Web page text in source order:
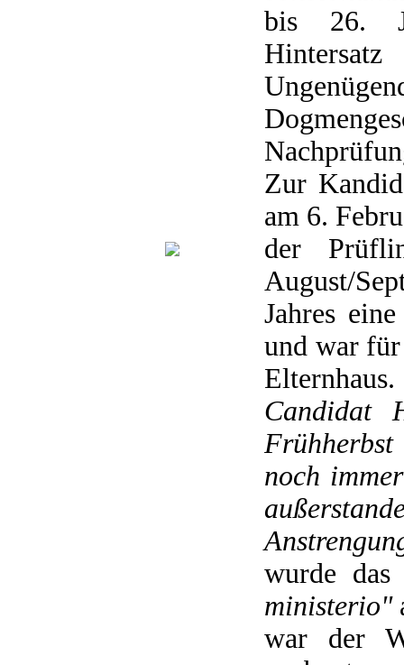
bis 26.
Zur
am 6.
der
August/
Jahres
und war
Candidat
noch
wurde
ministerio"
war der